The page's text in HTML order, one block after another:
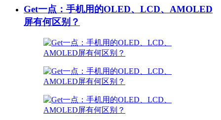
Get一点：手机用的OLED、LCD、AMOLED
屏有何区别？